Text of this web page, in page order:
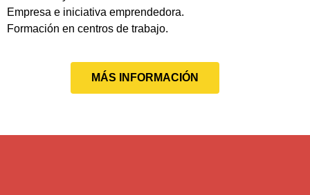
Empresa e iniciativa emprendedora.
Formación en centros de trabajo.
MÁS INFORMACIÓN